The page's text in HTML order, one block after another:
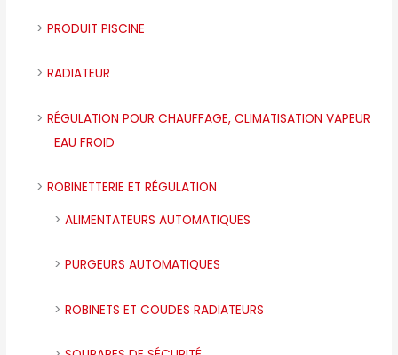
PRODUIT PISCINE
RADIATEUR
RÉGULATION POUR CHAUFFAGE, CLIMATISATION VAPEUR
EAU FROID
ROBINETTERIE ET RÉGULATION
ALIMENTATEURS AUTOMATIQUES
PURGEURS AUTOMATIQUES
ROBINETS ET COUDES RADIATEURS